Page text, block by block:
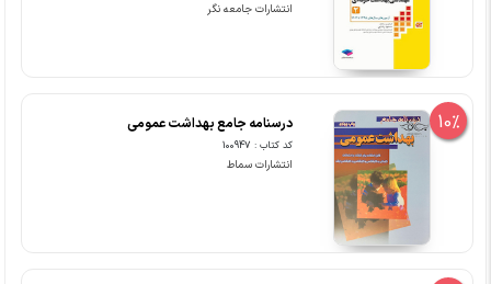
انتشارات جامعه نگر
10% درسنامه جامع بهداشت عمومی
کد کتاب : 100947
انتشارات سماط